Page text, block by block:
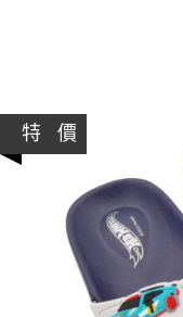
特 價